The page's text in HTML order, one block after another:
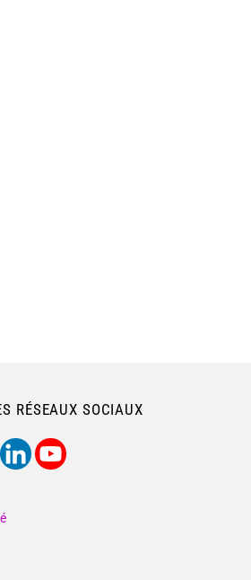
RÉSEAUX SOCIAUX